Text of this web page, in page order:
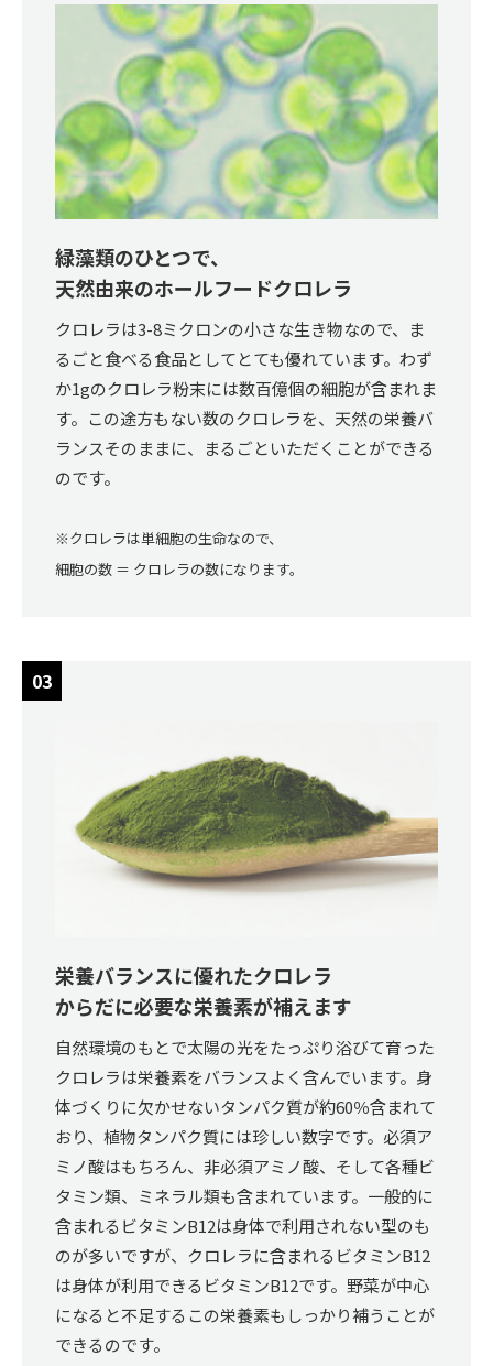
緑藻類のひとつで、
天然由来のホールフードクロレラ
クロレラは3-8ミクロンの小さな生き物なので、ま
るごと食べる食品としてとても優れています。わず
か1gのクロレラ粉末には数百億個の細胞が含まれま
す。この途方もない数のクロレラを、天然の栄養バ
ランスそのままに、まるごといただくことができる
のです。
※クロレラは単細胞の生命なので、
細胞の数 ＝ クロレラの数になります。
栄養バランスに優れたクロレラ
からだに必要な栄養素が補えます
自然環境のもとで太陽の光をたっぷり浴びて育った
クロレラは栄養素をバランスよく含んでいます。身
体づくりに欠かせないタンパク質が約60％含まれて
おり、植物タンパク質には珍しい数字です。必須ア
ミノ酸はもちろん、非必須アミノ酸、そして各種ビ
タミン類、ミネラル類も含まれています。一般的に
含まれるビタミンB12は身体で利用されない型のも
のが多いですが、クロレラに含まれるビタミンB12
は身体が利用できるビタミンB12です。野菜が中心
になると不足するこの栄養素もしっかり補うことが
できるのです。